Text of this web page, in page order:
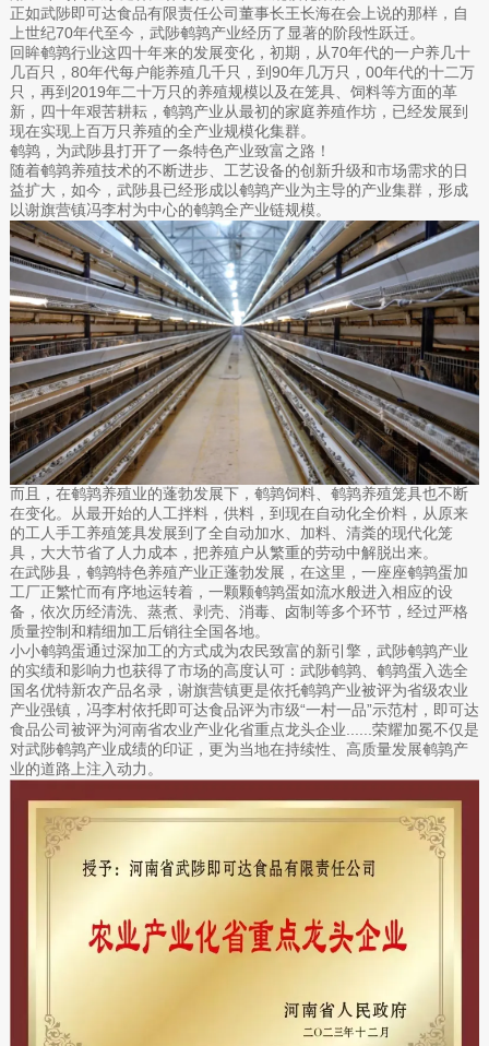
正如武陟即可达食品有限责任公司董事长王长海在会上说的那样，自
上世纪70年代至今，武陟鹌鹑产业经历了显著的阶段性跃迁。
回眸鹌鹑行业这四十年来的发展变化，初期，从70年代的一户养几十
几百只，80年代每户能养殖几千只，到90年几万只，00年代的十二万
只，再到2019年二十万只的养殖规模以及在笼具、饲料等方面的革
新，四十年艰苦耕耘，鹌鹑产业从最初的家庭养殖作坊，已经发展到
现在实现上百万只养殖的全产业规模化集群。
鹌鹑，为武陟县打开了一条特色产业致富之路！
随着鹌鹑养殖技术的不断进步、工艺设备的创新升级和市场需求的日
益扩大，如今，武陟县已经形成以鹌鹑产业为主导的产业集群，形成
以谢旗营镇冯李村为中心的鹌鹑全产业链规模。
而且，在鹌鹑养殖业的蓬勃发展下，鹌鹑饲料、鹌鹑养殖笼具也不断
在变化。从最开始的人工拌料，供料，到现在自动化全价料，从原来
的工人手工养殖笼具发展到了全自动加水、加料、清粪的现代化笼
具，大大节省了人力成本，把养殖户从繁重的劳动中解脱出来。
在武陟县，鹌鹑特色养殖产业正蓬勃发展，在这里，一座座鹌鹑蛋加
工厂正繁忙而有序地运转着，一颗颗鹌鹑蛋如流水般进入相应的设
备，依次历经清洗、蒸煮、剥壳、消毒、卤制等多个环节，经过严格
质量控制和精细加工后销往全国各地。
小小鹌鹑蛋通过深加工的方式成为农民致富的新引擎，武陟鹌鹑产业
的实绩和影响力也获得了市场的高度认可：武陟鹌鹑、鹌鹑蛋入选全
国名优特新农产品名录，谢旗营镇更是依托鹌鹑产业被评为省级农业
产业强镇，冯李村依托即可达食品评为市级“一村一品”示范村，即可达
食品公司被评为河南省农业产业化省重点龙头企业......荣耀加冕不仅是
对武陟鹌鹑产业成绩的印证，更为当地在持续性、高质量发展鹌鹑产
业的道路上注入动力。